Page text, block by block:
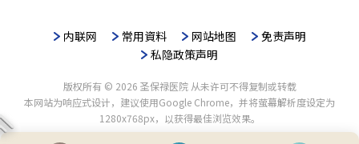
内联网 常用資料 网站地图
免责声明
私隐政策声明
版权所有 © 2026 圣保禄医院 从未许可不得复制或转载
本网站为响应式设计，建议使用Google Chrome，并将萤幕解析度设定为
1280x768px，以获得最佳浏览效果。